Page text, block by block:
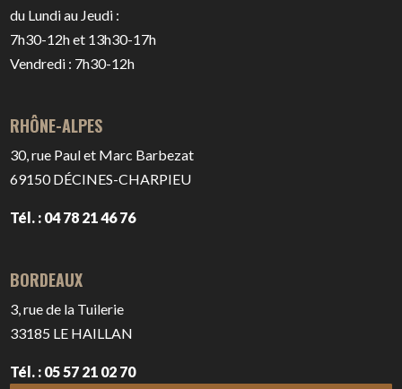
du Lundi au Jeudi :
7h30-12h et 13h30-17h
Vendredi : 7h30-12h
RHÔNE-ALPES
30, rue Paul et Marc Barbezat
69150DÉCINES-CHARPIEU
Tél. : 04 78 21 46 76
BORDEAUX
3, rue de la Tuilerie
33185 LE HAILLAN
Tél. : 05 57 21 02 70